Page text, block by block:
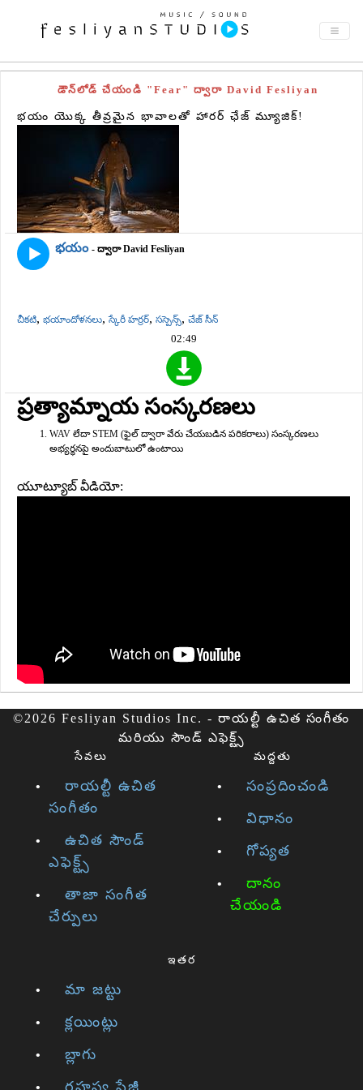
డౌన్‌లోడ్ చేయండి "Fear" ద్వారా David Fesliyan
భయం యొక్క తీవ్రమైన భావాలతో హారర్ ఛేజ్ మ్యూజిక్!
భయం - ద్వారా David Fesliyan
చీకటి, భయాందోళనలు,స్కేరీ హర్రర్, సస్పెన్స్, చేజ్ సీన్
02:49
ప్రత్యామ్నాయ సంస్కరణలు
WAV లేదా STEM (ఫైల్ ద్వారా వేరు చేయబడిన పరికరాలు) సంస్కరణలు
అభ్యర్థనపై అందుబాటులో ఉంటాయి
యూట్యూబ్ వీడియో:
©2026 Fesliyan Studios Inc. - రాయల్టీ ఉచిత సంగీతం
మరియు సౌండ్ ఎఫెక్ట్స్
సేవలు
రాయల్టీ ఉచిత
సంగీతం
ఉచిత సౌండ్
ఎఫెక్ట్స్
తాజా సంగీత
చేర్పులు
మద్దతు
సంప్రదించండి
విధానం
గోప్యత
దానం
చేయండి
ఇతర
మా జట్టు
క్లయింట్లు
బ్లాగు